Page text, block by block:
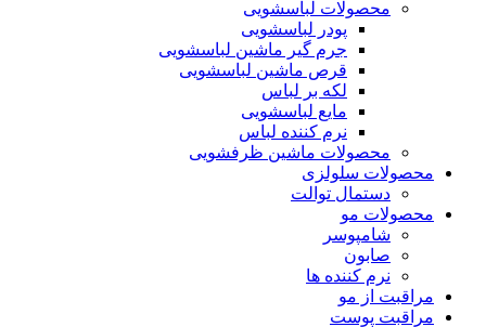
محصولات لباسشویی
پودر لباسشویی
جرم گیر ماشین لباسشویی
قرص ماشین لباسشویی
لکه بر لباس
مایع لباسشویی
نرم کننده لباس
محصولات ماشین ظرفشویی
محصولات سلولزی
دستمال توالت
محصولات مو
شامپوسر
صابون
نرم کننده ها
مراقبت از مو
مراقبت پوست